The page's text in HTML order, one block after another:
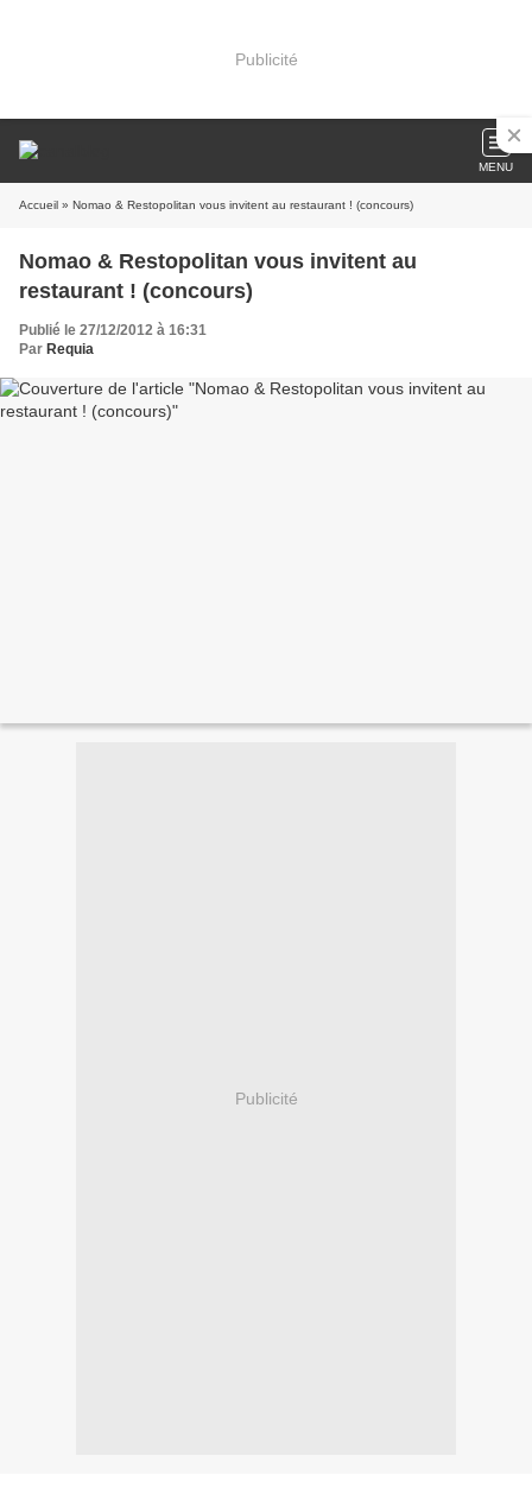
Publicité
MENU
Accueil » Nomao & Restopolitan vous invitent au restaurant ! (concours)
Nomao & Restopolitan vous invitent au
restaurant ! (concours)
Publié le 27/12/2012 à 16:31
Par Requia
Publicité